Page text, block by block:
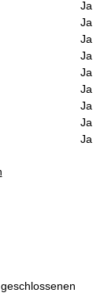
Ja
Ja
Ja
Ja
Ja
Ja
Ja
Ja
Ja